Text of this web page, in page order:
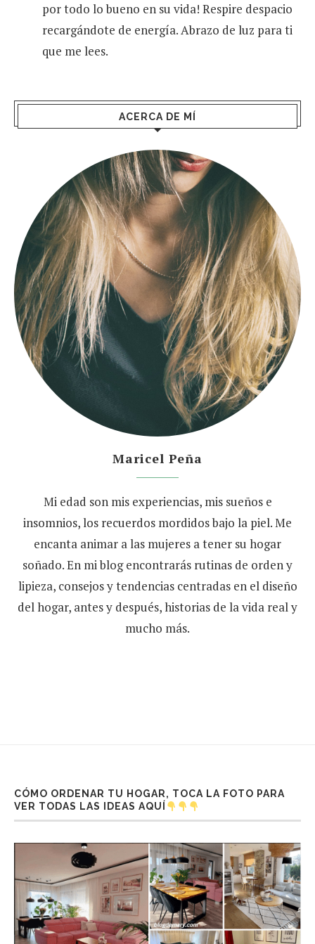
por todo lo bueno en su vida! Respire despacio
recargándote de energía. Abrazo de luz para ti
que me lees.
ACERCA DE MÍ
Maricel Peña
Mi edad son mis experiencias, mis sueños e
insomnios, los recuerdos mordidos bajo la piel. Me
encanta animar a las mujeres a tener su hogar
soñado. En mi blog encontrarás rutinas de orden y
lipieza, consejos y tendencias centradas en el diseño
del hogar, antes y después, historias de la vida real y
mucho más.
CÓMO ORDENAR TU HOGAR, TOCA LA FOTO PARA
VER TODAS LAS IDEAS AQUÍ